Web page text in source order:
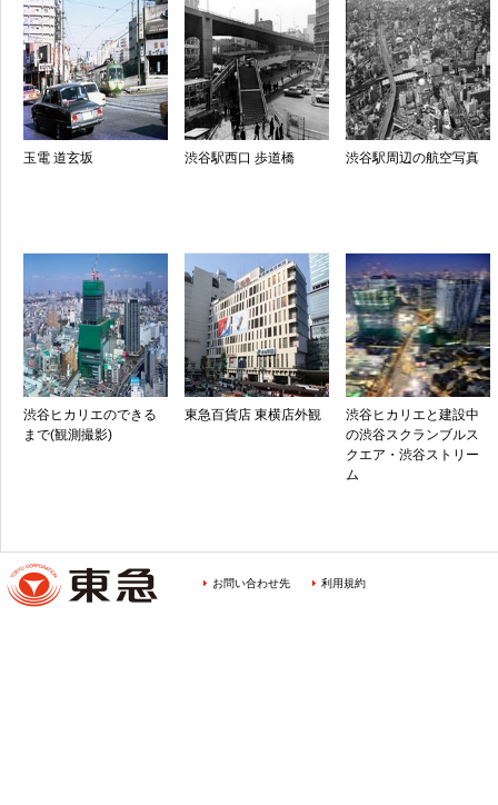
玉電 道玄坂 渋谷駅西口 歩道橋 渋谷駅周辺の航空写真
渋谷ヒカリエのできる
まで(観測撮影)
東急百貨店 東横店外観
渋谷ヒカリエと建設中
の渋谷スクランブルス
クエア・渋谷ストリー
ム
お問い合わせ先 利用規約